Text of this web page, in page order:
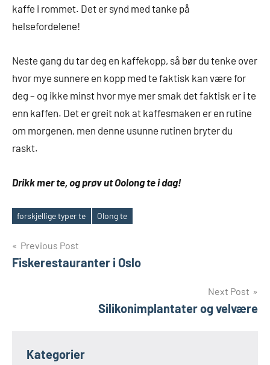
kaffe i rommet. Det er synd med tanke på
helsefordelene!
Neste gang du tar deg en kaffekopp, så bør du tenke over
hvor mye sunnere en kopp med te faktisk kan være for
deg – og ikke minst hvor mye mer smak det faktisk er i te
enn kaffen. Det er greit nok at kaffesmaken er en rutine
om morgenen, men denne usunne rutinen bryter du
raskt.
Drikk mer te, og prøv ut Oolong te i dag!
Tags
forskjellige typer te Olong te
Innleggsnavigasjon
Previous Post
Fiskerestauranter i Oslo
Next Post
Silikonimplantater og velvære
Kategorier